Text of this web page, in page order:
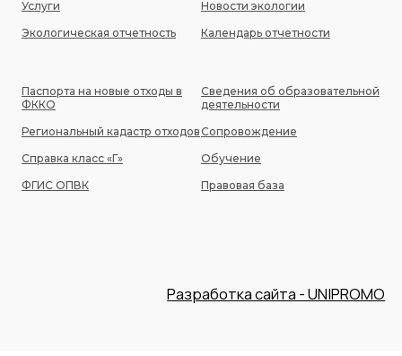
Услуги
Экологическая отчетность
Новости экологии
Календарь отчетности
Паспорта на новые отходы в
ФККО
Региональный кадастр отходов
Справка класс «Г»
ФГИС ОПВК
Сведения об образовательной
деятельности
Сопровождение
Обучение
Правовая база